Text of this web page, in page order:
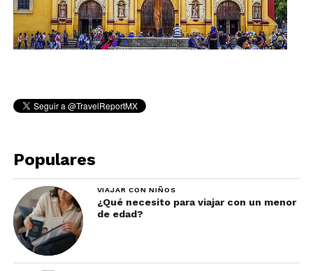
Populares
VIAJAR CON NIÑOS
¿Qué necesito para viajar con un menor
de edad?